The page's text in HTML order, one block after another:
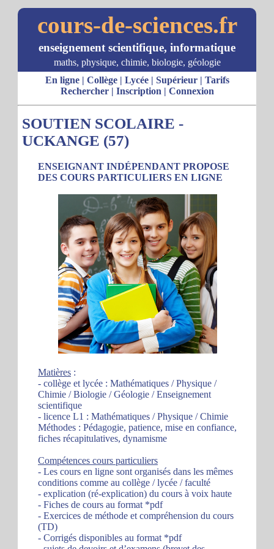
cours-de-sciences.fr
enseignement scientifique, informatique
maths, physique, chimie, biologie, géologie
En ligne| Collège| Lycée| Supérieur| Tarifs
Rechercher| Inscription | Connexion
SOUTIEN SCOLAIRE -
UCKANGE (57)
ENSEIGNANT INDÉPENDANT PROPOSE
DES COURS PARTICULIERS EN LIGNE
Matières :
- collège et lycée : Mathématiques / Physique /
Chimie / Biologie / Géologie / Enseignement
scientifique
- licence L1 : Mathématiques / Physique / Chimie
Méthodes : Pédagogie, patience, mise en confiance,
fiches récapitulatives, dynamisme
Compétences cours particuliers
- Les cours en ligne sont organisés dans les mêmes
conditions comme au collège / lycée / faculté
- explication (ré-explication) du cours à voix haute
- Fiches de cours au format *pdf
- Exercices de méthode et compréhension du cours
(TD)
- Corrigés disponibles au format *pdf